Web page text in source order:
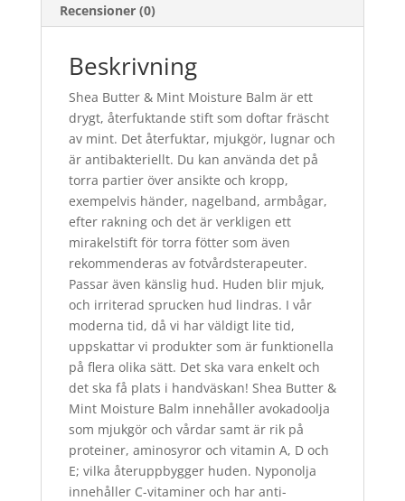
Recensioner (0)
Beskrivning
Shea Butter & Mint Moisture Balm är ett
drygt, återfuktande stift som doftar fräscht
av mint. Det återfuktar, mjukgör, lugnar och
är antibakteriellt. Du kan använda det på
torra partier över ansikte och kropp,
exempelvis händer, nagelband, armbågar,
efter rakning och det är verkligen ett
mirakelstift för torra fötter som även
rekommenderas av fotvårdsterapeuter.
Passar även känslig hud. Huden blir mjuk,
och irriterad sprucken hud lindras. I vår
moderna tid, då vi har väldigt lite tid,
uppskattar vi produkter som är funktionella
på flera olika sätt. Det ska vara enkelt och
det ska få plats i handväskan! Shea Butter &
Mint Moisture Balm innehåller avokadoolja
som mjukgör och vårdar samt är rik på
proteiner, aminosyror och vitamin A, D och
E; vilka återuppbygger huden. Nyponolja
innehåller C-vitaminer och har anti-